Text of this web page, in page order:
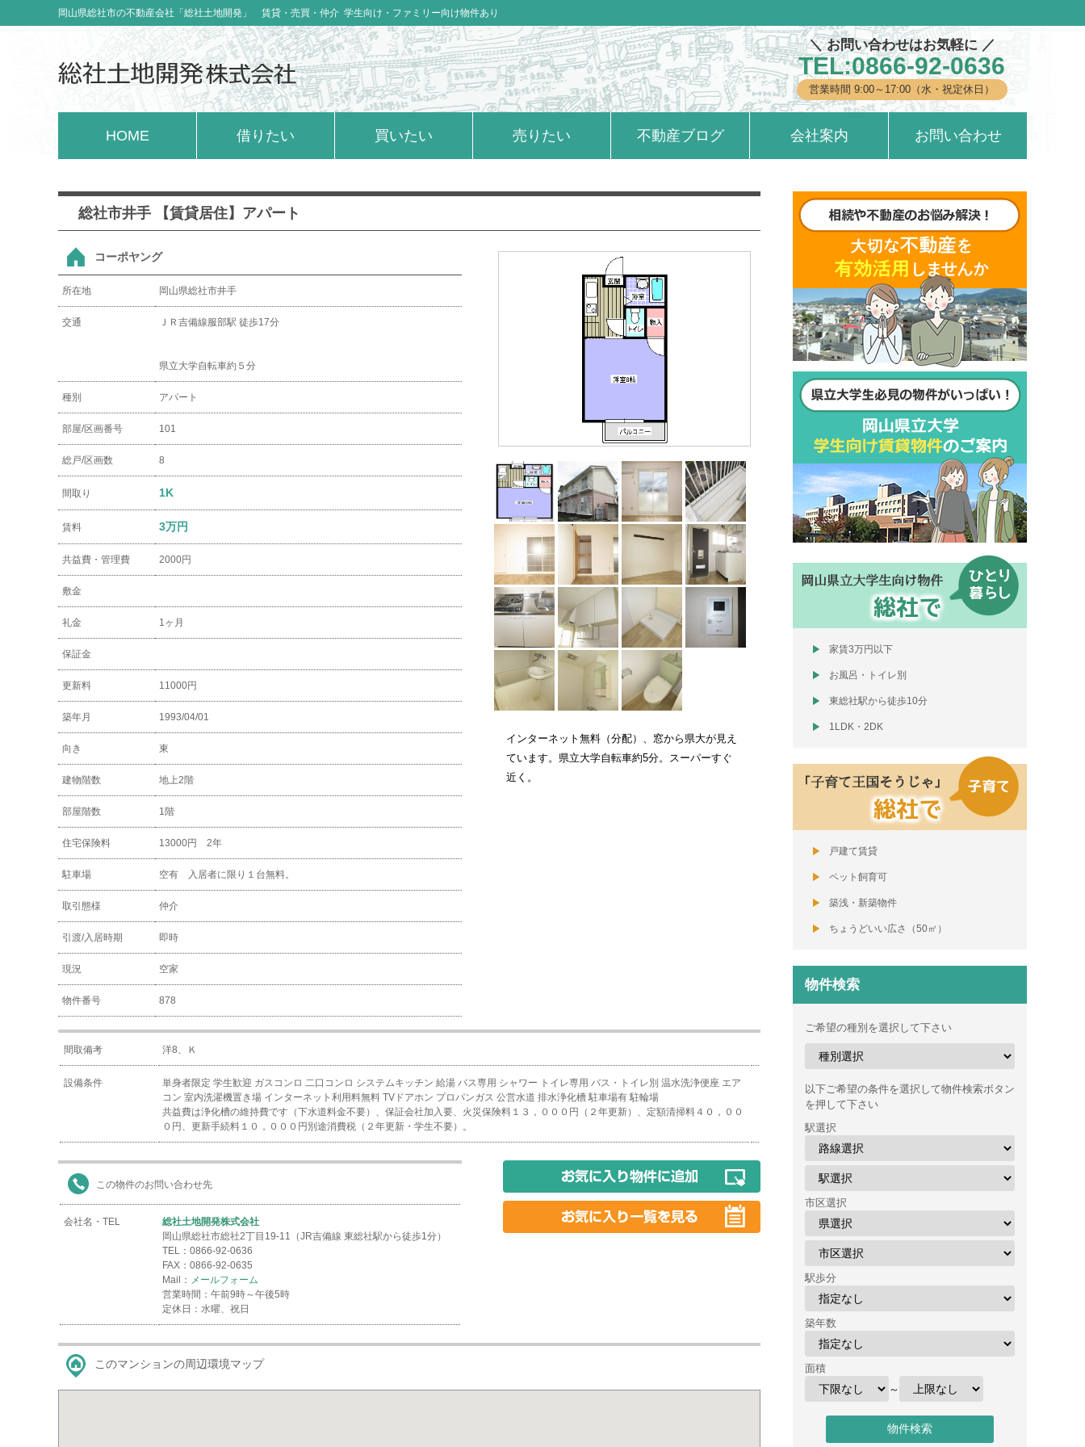
岡山県総社市の不動産会社「総社土地開発」 賃貸・売買・仲介 学生向け・ファミリー向け物件あり
＼ お問い合わせはお気軽に ／
TEL:0866-92-0636
営業時間 9:00～17:00（水・祝定休日）
HOME 借りたい 買いたい 売りたい 不動産ブログ 会社案内 お問い合わせ
総社市井手 【賃貸居住】アパート
コーポヤング
所在地 岡山県総社市井手
交通 ＪＲ吉備線服部駅 徒歩17分
県立大学自転車約５分
種別 アパート
部屋/区画番号 101
総戸/区画数 8
間取り 1K
賃料 3万円
共益費・管理費 2000円
敷金
礼金 1ヶ月
保証金
更新料 11000円
築年月 1993/04/01
向き 東
建物階数 地上2階
部屋階数 1階
住宅保険料 13000円 2年
駐車場 空有 入居者に限り１台無料。
取引態様 仲介
引渡/入居時期 即時
現況 空家
物件番号 878
インターネット無料（分配）、窓から県大が見え
ています。県立大学自転車約5分。スーパーすぐ
近く。
間取備考 洋8、Ｋ
設備条件 単身者限定 学生歓迎 ガスコンロ 二口コンロ システムキッチン 給湯 バス専用 シャワー トイレ専用 バス・トイレ別 温水洗浄便座 エア
コン 室内洗濯機置き場 インターネット利用料無料 TVドアホン プロパンガス 公営水道 排水浄化槽 駐車場有 駐輪場
共益費は浄化槽の維持費です（下水道料金不要）、保証会社加入要、火災保険料１３，０００円（２年更新）、定額清掃料４０，００
０円、更新手続料１０，０００円別途消費税（２年更新・学生不要）。
この物件のお問い合わせ先
会社名・TEL
総社土地開発株式会社
岡山県総社市総社2丁目19-11（JR吉備線 東総社駅から徒歩1分）
TEL：0866-92-0636
FAX：0866-92-0635
Mail： メールフォーム
営業時間：午前9時～午後5時
定休日：水曜、祝日
このマンションの周辺環境マップ
岡山県立大学生向け物件
総社で
家賃3万円以下
お風呂・トイレ別
東総社駅から徒歩10分
1LDK・2DK
「子育て王国そうじゃ」
総社で
戸建て賃貸
ペット飼育可
築浅・新築物件
ちょうどいい広さ（50㎡）
物件検索
ご希望の種別を選択して下さい
以下ご希望の条件を選択して物件検索ボタン
を押して下さい
駅選択
市区選択
駅歩分
築年数
面積
～